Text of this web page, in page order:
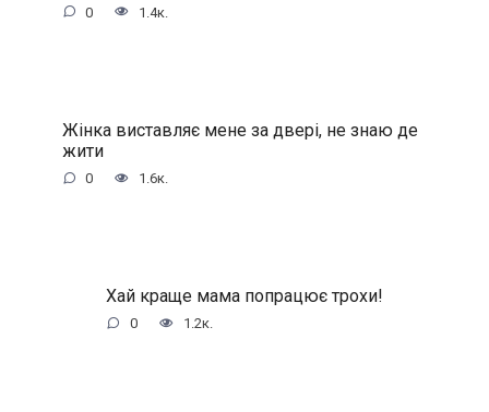
0 1.4к.
Жінка виставляє мене за двері, не знаю де
жити
0 1.6к.
Хай краще мама попрацює трохи!
0 1.2к.